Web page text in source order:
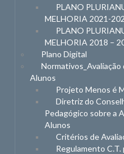
PLANO
MELHORIA 2021-
PLANO
MELHORIA 2018 –
Plano Digital
Normativos_Avaliação
Alunos
Projeto Menos é
Diretriz do
Pedagógico sobre a
Alunos
Critérios de
Regulamento C.T.